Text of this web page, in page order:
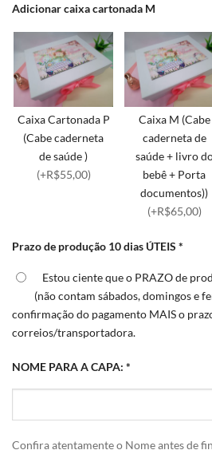
Adicionar caixa cartonada M
Caixa Cartonada P
(Cabe caderneta
de saúde )
(+R$55,00)
Caixa M (Cabe
caderneta de
saúde + livro
bebê + Porta
documentos))
(+R$65,00)
Prazo de produção 10 dias ÚTEIS *
Estou ciente que o PRAZO de
(não contam sábados, domingos e
confirmação do pagamento MAIS o
correios/transportadora.
NOME PARA A CAPA: *
Confira atentamente o Nome antes de